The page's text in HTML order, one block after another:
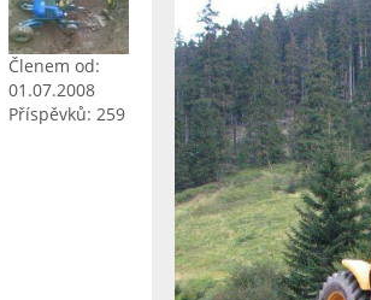
Členem od:
01.07.2008
Příspěvků: 259